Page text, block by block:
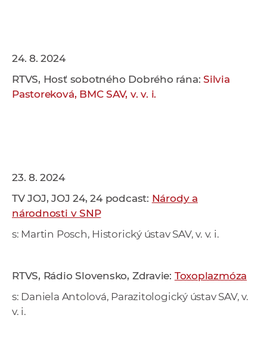
24. 8. 2024
RTVS, Hosť sobotného Dobrého rána:Silvia
Pastoreková, BMC SAV, v. v. i.
23. 8. 2024
TV JOJ, JOJ 24, 24 podcast: Národy a
národnosti v SNP
s: Martin Posch, Historický ústav SAV, v. v. i.
RTVS, Rádio Slovensko, Zdravie: Toxoplazmóza
s: Daniela Antolová, Parazitologický ústav SAV, v.
v. i.